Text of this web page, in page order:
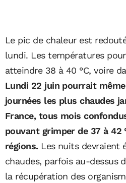
Le pic de chaleur est
lundi. Les températures
atteindre 38 à 40 °C, voire
Lundi 22 juin pourrait même
journées les plus chaudes
France, tous mois
pouvant grimper de 37 à 42
régions. Les nuits devraient
chaudes, parfois au-dessus
la récupération des